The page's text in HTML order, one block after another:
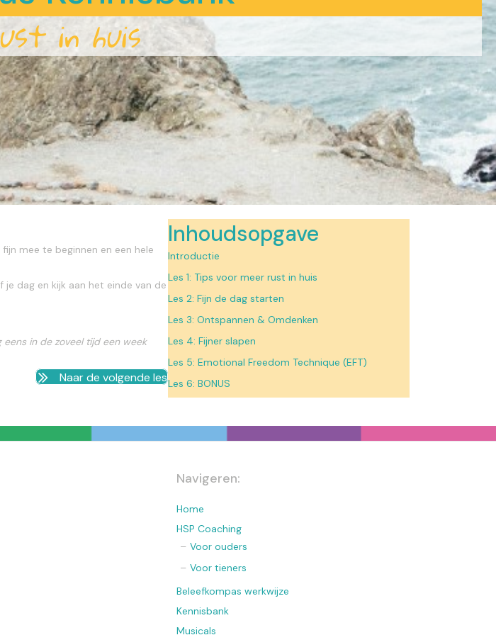
in huis
mee te beginnen en een hele
je dag en kijk aan het einde van de
in de zoveel tijd een week
Naar de volgende les
Inhoudsopgave
Introductie
Les 1: Tips voor meer rust in huis
Les 2: Fijn de dag starten
Les 3: Ontspannen & Omdenken
Les 4: Fijner slapen
Les 5: Emotional Freedom Technique (EFT)
Les 6: BONUS
Navigeren:
Home
HSP Coaching
Voor ouders
Voor tieners
Beleefkompas werkwijze
Kennisbank
Musicals